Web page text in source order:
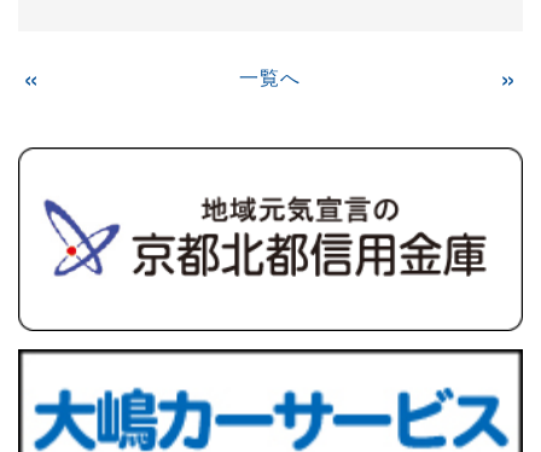
« 一覧へ